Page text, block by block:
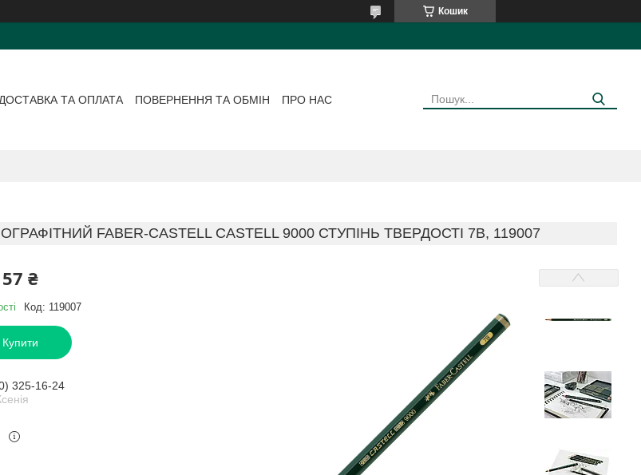
Кошик
ДОСТАВКА ТА ОПЛАТА ПОВЕРНЕННЯ ТА ОБМІН ПРО НАС
FABER-CASTELL CASTELL 9000 СТУПІНЬ ТВЕРДОСТІ 7B, 119007
57 ₴
Код: 119007
Купити
325-16-24